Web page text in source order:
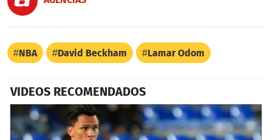
NBA David Beckham Lamar Odom
VIDEOS RECOMENDADOS